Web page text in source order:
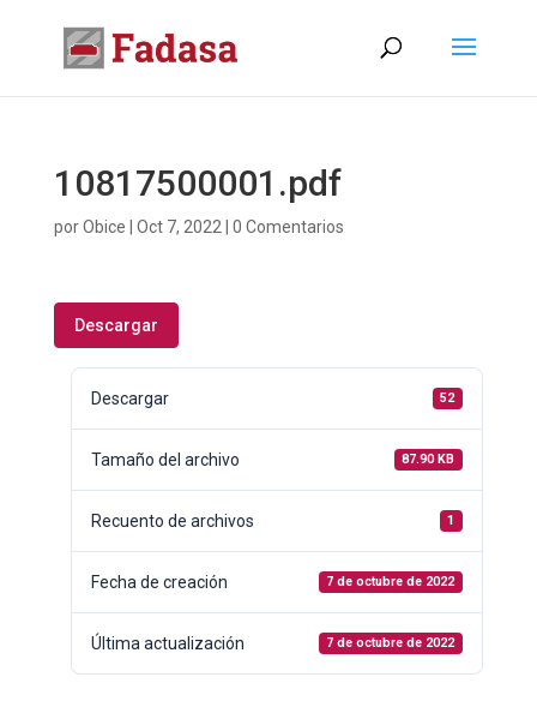
10817500001.pdf
porObice Oct 7, 2022 0 Comentarios
Descargar
Descargar 52
Tamaño del archivo 87.90 KB
Recuento de archivos 1
Fecha de creación 7 de octubre de 2022
Última actualización 7 de octubre de 2022